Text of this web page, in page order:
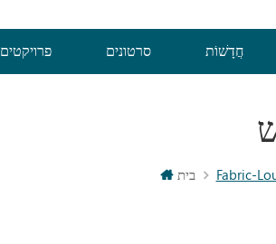
פרויקטים סרטונים חֲדָשׁוֹת
בית Fabric-